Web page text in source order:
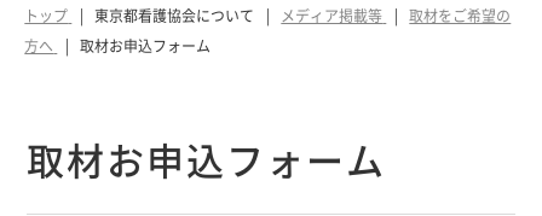
トップ 東京都看護協会について メディア掲載等
取材をご希望の
方へ
取材お申込フォーム
取材お申込フォーム